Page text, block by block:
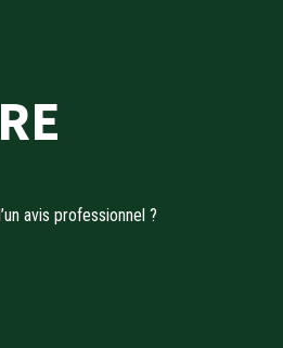
avis professionnel ?